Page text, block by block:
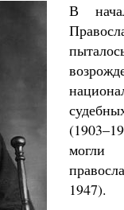
В
могли
1947).